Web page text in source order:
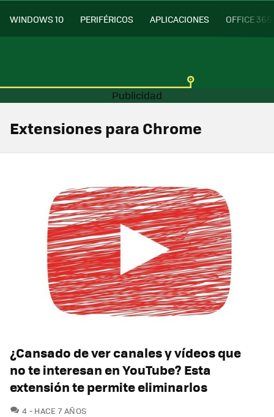
WINDOWS 10 PERIFÉRICOS APLICACIONES OFFICE 365
Extensiones para Chrome
¿Cansado de ver canales y vídeos que
no te interesan en YouTube? Esta
extensión te permite eliminarlos
4 COMENTARIOS
HACE 7 AÑOS